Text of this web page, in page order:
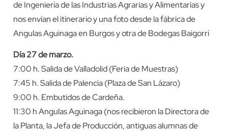
de Ingeniería de las Industrias Agrarias y Alimentarias y
nos envían el itinerario y una foto desde la fábrica de
Angulas Aguinaga en Burgos y otra de Bodegas Baigorri
Día 27 de marzo.
7:00 h. Salida de Valladolid (Feria de Muestras)
7:45 h. Salida de Palencia (Plaza de San Lázaro)
9:00 h. Embutidos de Cardeña.
11:30 h Angulas Aguinaga (nos recibieron la Directora de
la Planta, la Jefa de Producción, antiguas alumnas de